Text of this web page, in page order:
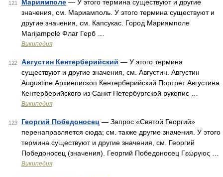
121 Мариямполе — У этого термина существуют и другие
значения, см. Мариамполь. У этого термина существуют и
другие значения, см. Капсукас. Город Мариямполе
Marijampolė Флаг Герб …
Википедия
122 Августин Кентерберийский — У этого термина
существуют и другие значения, см. Августин. Августин
Augustine Архиепископ Кентерберийский Портрет Августина
Кентерберийского из Санкт Петербургской рукопис …
Википедия
123 Георгий Победоносец — Запрос «Святой Георгий»
перенаправляется сюда; см. также другие значения. У этого
термина существуют и другие значения, см. Георгий
Победоносец (значения). Георгий Победоносец Γεώργιος …
Википедия